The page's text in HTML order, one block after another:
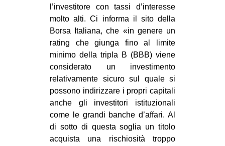
Fb
tw
bsky
ms
SEARCH
l’investitore con tassi d’interesse
molto alti. Ci informa il sito della
Borsa Italiana, che «in genere un
rating che giunga fino al limite
minimo della tripla B (BBB) viene
considerato un investimento
relativamente sicuro sul quale si
possono indirizzare i propri capitali
anche gli investitori istituzionali
come le grandi banche d’affari. Al
di sotto di questa soglia un titolo
acquista una rischiosità troppo